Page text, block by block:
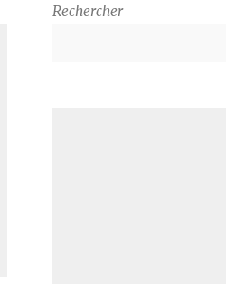
Rechercher